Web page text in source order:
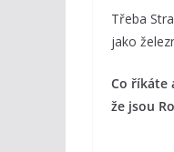
Třeba
jako
Co říkáte
že jsou